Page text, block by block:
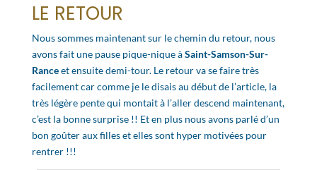
LE RETOUR
Nous sommes maintenant sur le chemin du retour, nous
avons fait une pause pique-nique àSaint-Samson-Sur-
Ranceet ensuite demi-tour. Le retour va se faire très
facilement car comme je le disais au début de l’article, la
très légère pente qui montait à l’aller descend maintenant,
c’est la bonne surprise !! Et en plus nous avons parlé d’un
bon goûter aux filles et elles sont hyper motivées pour
rentrer !!!